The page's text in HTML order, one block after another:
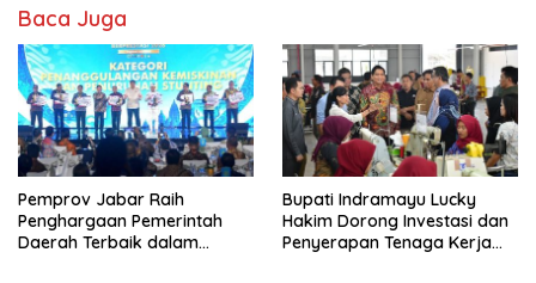
Baca Juga
Pemprov Jabar Raih
Penghargaan Pemerintah
Daerah Terbaik dalam
Bupati Indramayu Lucky
Hakim Dorong Investasi dan
Penyerapan Tenaga Kerja